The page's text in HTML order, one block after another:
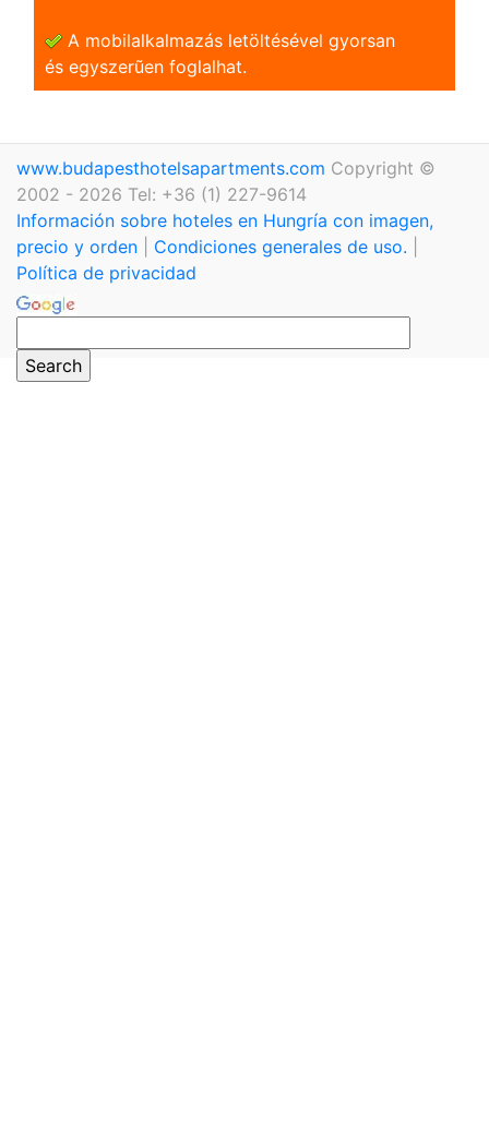
A mobilalkalmazás letöltésével gyorsan
és egyszerũen foglalhat.
www.budapesthotelsapartments.com Copyright ©
2002 - 2026 Tel: +36 (1) 227-9614
Información sobre hoteles en Hungría con imagen,
precio y orden
Condiciones generales de uso.
Política de privacidad